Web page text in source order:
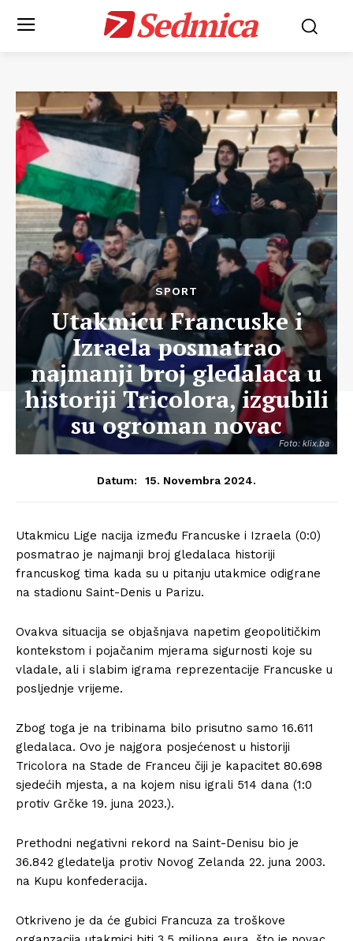
Sedmica
Foto: klix.ba
SPORT
Utakmicu Francuske i
Izraela posmatrao
najmanji broj gledalaca u
historiji Tricolora, izgubili
su ogroman novac
Datum: 15. Novembra 2024.
Utakmicu Lige nacija između Francuske i Izraela (0:0)
posmatrao je najmanji broj gledalaca historiji
francuskog tima kada su u pitanju utakmice odigrane
na stadionu Saint-Denis u Parizu.
Ovakva situacija se objašnjava napetim geopolitičkim
kontekstom i pojačanim mjerama sigurnosti koje su
vladale, ali i slabim igrama reprezentacije Francuske u
posljednje vrijeme.
Zbog toga je na tribinama bilo prisutno samo 16.611
gledalaca. Ovo je najgora posjećenost u historiji
Tricolora na Stade de Franceu čiji je kapacitet 80.698
sjedećih mjesta, a na kojem nisu igrali 514 dana (1:0
protiv Grčke 19. juna 2023.).
Prethodni negativni rekord na Saint-Denisu bio je
36.842 gledatelja protiv Novog Zelanda 22. juna 2003.
na Kupu konfederacija.
Otkriveno je da će gubici Francuza za troškove